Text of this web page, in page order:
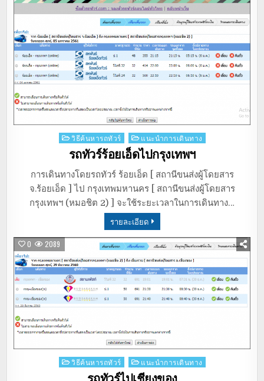
Posted
วิธีค้นหารถทัวร์ แนะนำการเดินทาง
รถทัวร์ร้อยเอ็ดไปกรุงเทพฯ
การเดินทางโดยรถทัวร์ ร้อยเอ็ด [ สถานีขนส่งผู้โดยสาร
จ.ร้อยเอ็ด ] ไป กรุงเทพมหานคร [ สถานีขนส่งผู้โดยสาร
กรุงเทพฯ (หมอชิต 2) ] จะใช้ระยะเวลาในการเดินทาง…
รายละเอียด
0 2089
Posted
วิธีค้นหารถทัวร์ แนะนำการเดินทาง